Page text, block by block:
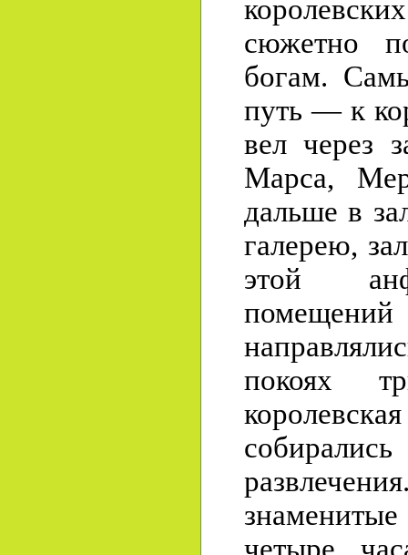
сюжетно
богам.
путь — к
вел через
Марса,
дальше в
галерею,
этой
покоях